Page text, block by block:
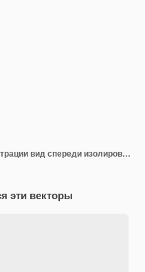
Плоский дизайн дома иллюстрации вид спереди изолированного здания
эти векторы